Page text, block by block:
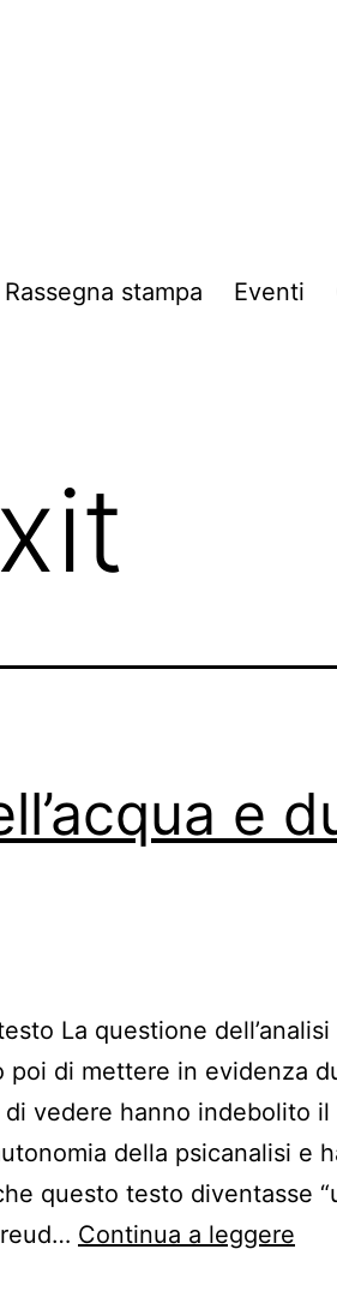
Rassegna stampa Eventi
e
La questione dell’analisi
poi di mettere in evidenza
vedere hanno indebolito
della psicanalisi e
questo testo diventasse
Continua a leggere